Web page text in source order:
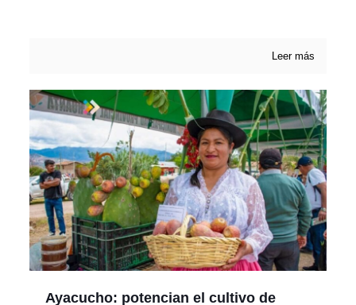
Leer más
Ayacucho: potencian el cultivo de